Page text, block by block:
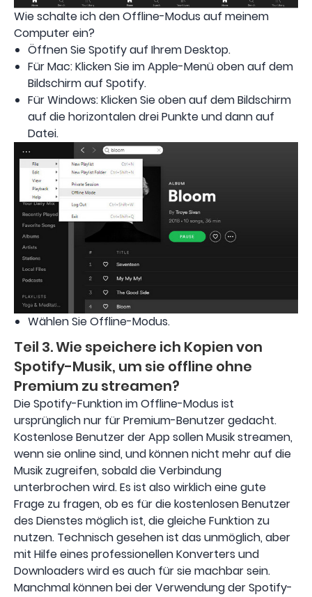
Wie schalte ich den Offline-Modus auf meinem
Computer ein?
Öffnen Sie Spotify auf Ihrem Desktop.
Für Mac: Klicken Sie im Apple-Menü oben auf dem
Bildschirm auf Spotify.
Für Windows: Klicken Sie oben auf dem Bildschirm
auf die horizontalen drei Punkte und dann auf
Datei.
Wählen Sie Offline-Modus.
Teil 3. Wie speichere ich Kopien von
Spotify-Musik, um sie offline ohne
Premium zu streamen?
Die Spotify-Funktion im Offline-Modus ist
ursprünglich nur für Premium-Benutzer gedacht.
Kostenlose Benutzer der App sollen Musik streamen,
wenn sie online sind, und können nicht mehr auf die
Musik zugreifen, sobald die Verbindung
unterbrochen wird. Es ist also wirklich eine gute
Frage zu fragen, ob es für die kostenlosen Benutzer
des Dienstes möglich ist, die gleiche Funktion zu
nutzen. Technisch gesehen ist das unmöglich, aber
mit Hilfe eines professionellen Konverters und
Downloaders wird es auch für sie machbar sein.
Manchmal können bei der Verwendung der Spotify-